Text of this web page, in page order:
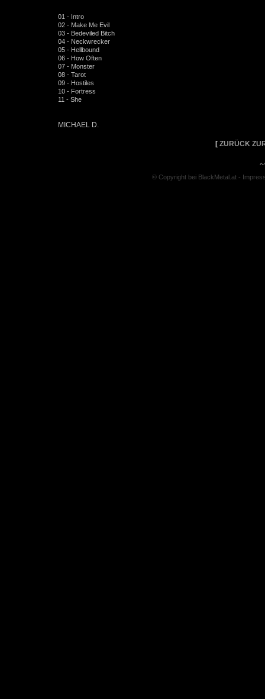
01 - Intro
02 - Make Me Evil
03 - Bedeviled Bitch
04 - Neckwrecker
05 - Hellbound
06 - How Often
07 - Monster
08 - Tarot
09 - Hostiles
10 - Fortress
11 - She
MICHAEL D.
[ ZURÜCK
© Copyright bei BlackMetal.at -